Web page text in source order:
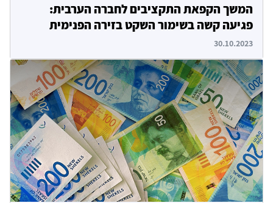
המשך הקפאת התקציבים לחברה הערבית:
פגיעה קשה בשימור השקט בזירה הפנימית
30.10.2023